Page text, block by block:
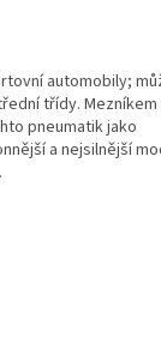
automobily;
třídy.
pneumatik jako
a nejsilnější